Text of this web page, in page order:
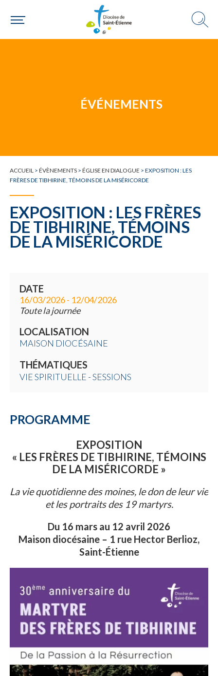
Un mouvement
ÉVÉNEMENTS
ACCUEIL > ÉVÈNEMENTS > ÉGLISE EN DIALOGUE > EXPOSITION : LES
FRÈRES DE TIBHIRINE, TÉMOINS DE LA MISÉRICORDE
EXPOSITION : LES FRÈRES
DE TIBHIRINE, TÉMOINS
DE LA MISÉRICORDE
DATE
16/03/2026 - 12/04/2026
Toute la journée
LOCALISATION
MAISON DIOCÉSAINE
THÉMATIQUES
VIE SPIRITUELLE - SESSIONS
PROGRAMME
EXPOSITION
« LES FRÈRES DE TIBHIRINE, TÉMOINS
DE LA MISÉRICORDE »
La vie quotidienne des moines, le don de leur vie
et les portraits des 19 martyrs.
Du 16 mars au 12 avril 2026
Maison diocésaine – 1 rue Hector Berlioz,
Saint-Étienne